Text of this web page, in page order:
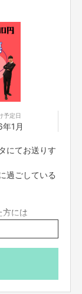
予定日
1月
にてお送りす
過ごしている
には
済状態が反
ますのでお早
にはプロジェ